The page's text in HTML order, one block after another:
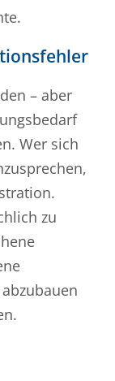
– aber
Wer sich
zu